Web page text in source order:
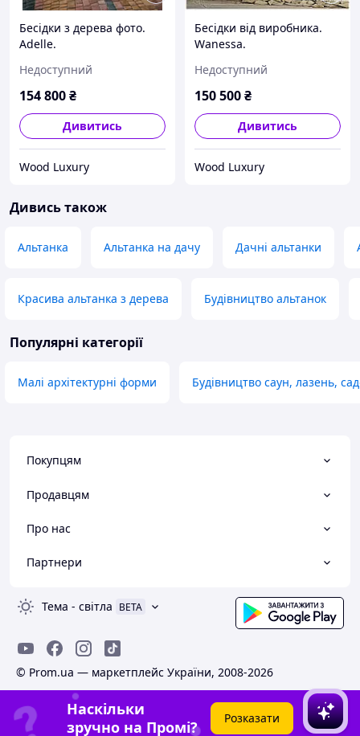
Бесідки з дерева фото.
Adelle.
Недоступний
154 800₴
Дивитись
Wood Luxury
Бесідки від виробника.
Wanessa.
Недоступний
150 500₴
Дивитись
Wood Luxury
Дивись також
Альтанка Альтанка на дачу Дачні альтанки
Красива альтанка з дерева Будівництво альтанок
Популярні категорії
Малі архітектурні форми Будівництво саун, лазень,
Покупцям
Продавцям
Про нас
Партнери
Тема - світла BETA
© Prom.ua — маркетплейс України, 2008-2026
Наскільки
зручно на Промі?
Розказати